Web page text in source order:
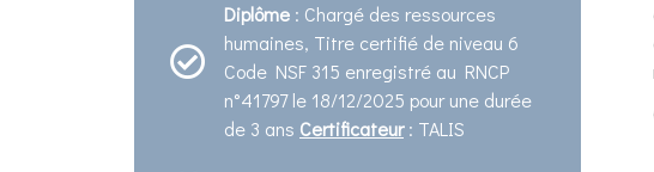
Diplôme : Chargé des ressources
humaines, Titre certifié de niveau 6
Code NSF 315 enregistré au RNCP
n°41797 le 18/12/2025 pour une durée
de 3 ans Certificateur: TALIS